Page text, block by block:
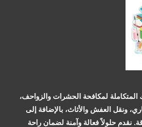
لمكافحة الحشرات والزواحف،
ونقل العفش والأثاث، بالإضافة إلى
نقدم حلولاً فعالة وآمنة لضمان راحة